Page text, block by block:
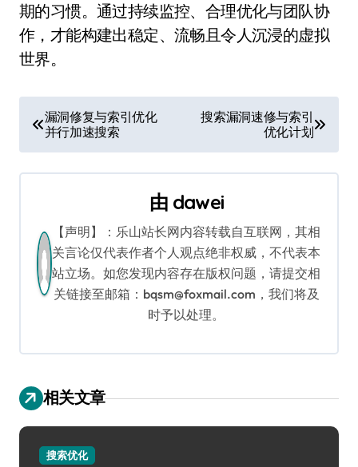
期的习惯。通过持续监控、合理优化与团队协
作，才能构建出稳定、流畅且令人沉浸的虚拟
世界。
文
章
导
漏洞修复与索引优化
并行加速搜索
搜索漏洞速修与索引
优化计划
由 dawei
【声明】：乐山站长网内容转载自互联网，其相
关言论仅代表作者个人观点绝非权威，不代表本
站立场。如您发现内容存在版权问题，请提交相
关链接至邮箱：bqsm@foxmail.com，我们将及
时予以处理。
相关文章
搜索优化